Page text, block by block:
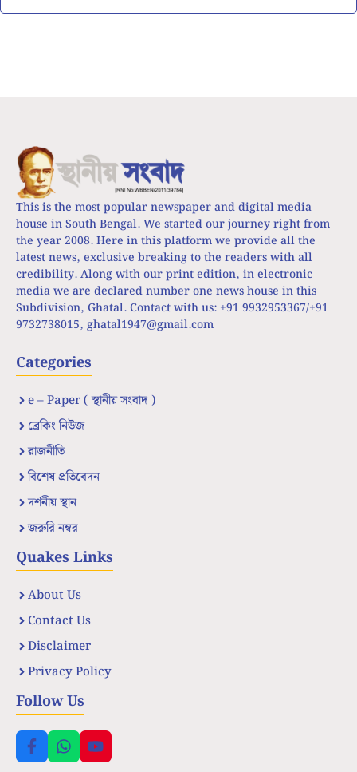
This is the most popular newspaper and digital media
house in South Bengal. We started our journey right from
the year 2008. Here in this platform we provide all the
latest news, exclusive breaking to the readers with all
credibility. Along with our print edition, in electronic
media we are declared number one news house in this
Subdivision, Ghatal. Contact with us: +91 9932953367/+91
9732738015, ghatal1947@gmail.com
Categories
e – Paper ( স্থানীয় সংবাদ )
ব্রেকিং নিউজ
রাজনীতি
বিশেষ প্রতিবেদন
দর্শনীয় স্থান
জরুরি নম্বর
Quakes Links
About Us
Contact Us
Disclaimer
Privacy Policy
Follow Us